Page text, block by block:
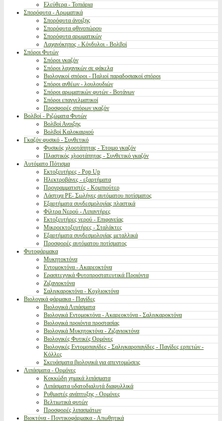
Ελεύθερα - Τοπιάρια
Σπορόφυτα - Αρωματικά
Σπορόφυτα άνοιξης
Σπορόφυτα φθινοπώρου
Σπορόφυτα αρωματικών
Λαχανόκηπος - Κόνδυλοι - Βολβοί
Σπόροι Φυτών
Σπόροι γκαζόν
Σπόροι λαχανικών σε φάκελα
Βιολογικοί σπόροι - Παλιοί παραδοσιακοί σπόροι
Σπόροι ανθέων - λουλουδιών
Σπόροι αρωματικών φυτών - Βοτάνων
Σπόροι επαγγελματικοί
Προσφορές σπόρων γκαζόν
Βολβοί - Ριζώματα Φυτών
Βολβοί Ανοιξης
Βολβοί Καλοκαιριού
Γκαζόν φυσικό - Συνθετικό
Φυσικός χλοοτάπητας - Έτοιμο γκαζόν
Πλαστικός χλοοτάπητας - Συνθετικό γκαζόν
Αυτόματο Πότισμα
Εκτοξευτήρες - Pop Up
Ηλεκτροβάνες - εξαρτήματα
Προγραμματιστές - Κομπιούτερ
Λάστιχα PE- Σωλήνες αυτόματου ποτίσματος
Εξαρτήματα συνδεσμολογίας πλαστικά
Φίλτρα Νερού - Λιπαντήρες
Εκτοξευτήρες νερού - Επιφανείας
Μικροεκτοξευτήρες - Σταλάκτες
Εξαρτήματα συνδεσμολογίας μεταλλικά
Προσφορές αυτόματου ποτίσματος
Φυτοφάρμακα
Μυκητοκτόνα
Εντομοκτόνα - Ακαρεοκτόνα
Ερασιτεχνικά Φυτοπροστατευτικά Προιόντα
Ζιζανιοκτόνα
Σαλιγκαροκτόνα - Κοχλιοκτόνα
Βιολογικά φάρμακα - Παγίδες
Βιολογικά Λιπάσματα
Βιολογικά Εντομοκτόνα - Ακαρεοκτόνα - Σαλιγκαροκτόνα
Βιολογικά προιόντα προστασίας
Βιολογικά Μυκητοκτόνα - Ζιζανιοκτόνα
Βιολογικές Φυτικές Ορμόνες
Βιολογικές Εντομοπαγίδες - Σαλιγκαροπαγίδες - Παγίδες ερπετών -
Κόλλες
Σκευάσματα βιολογικά για απεντομώσεις
Λιπάσματα - Ορμόνες
Κοκκώδη χημικά λιπάσματα
Λιπάσματα υδατοδιαλυτά διαφυλλικά
Ρυθμιστές ανάπτυξης - Ορμόνες
Βελτιωτικά φυτών
Προσφορές λιπασμάτων
Βιοκτόνα - Ποντικοφάρμακα - Απωθητικά